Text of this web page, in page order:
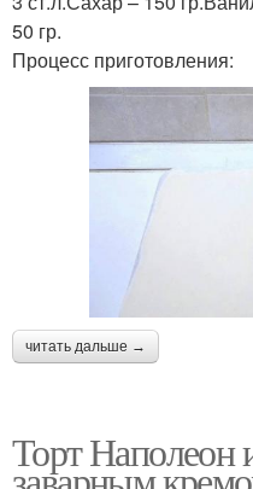
50 гр.
Процесс приготовления:
читать дальше →
Торт Наполеон